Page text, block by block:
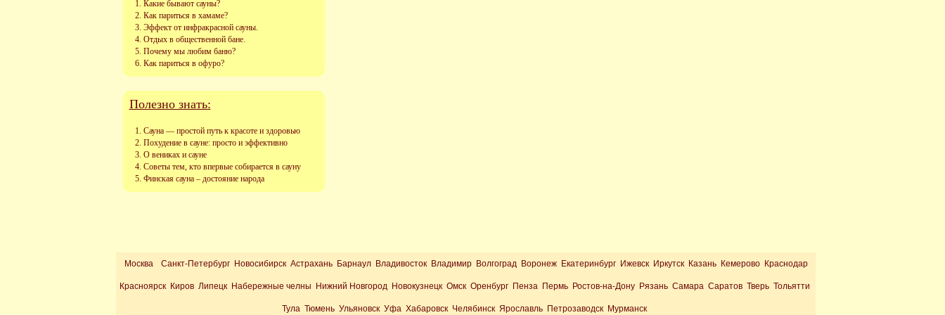
Какие бывают сауны?
Как париться в хамаме?
Эффект от инфракрасной сауны.
Отдых в общественной бане.
Почему мы любим баню?
Как париться в офуро?
Полезно знать:
Сауна — простой путь к красоте и здоровью
Похудение в сауне: просто и эффективно
О вениках и сауне
Советы тем, кто впервые собирается в сауну
Финская сауна – достояние народа
Москва Санкт-Петербург Новосибирск Астрахань Барнаул Владивосток Владимир Волгоград Воронеж Екатеринбург Ижевск Иркутск Казань Кемерово Краснодар
Красноярск Киров Липецк Набережные челны Нижний Новгород Новокузнецк Омск Оренбург Пенза Пермь Ростов-на-Дону Рязань Самара Саратов Тверь Тольятти
Тула Тюмень Ульяновск Уфа Хабаровск Челябинск Ярославль Петрозаводск Мурманск